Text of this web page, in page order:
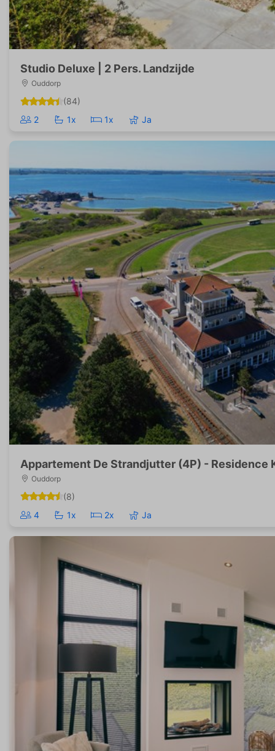
Studio Deluxe | 2 Pers. Landzijde
Ouddorp
(84)
2
1x 1x Ja
Appartement De Strandjutter (4P) - Residence
Ouddorp
(8)
4
1x 2x Ja